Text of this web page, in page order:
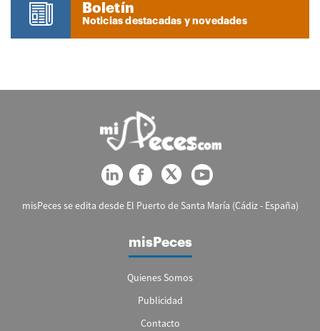
Boletín
Noticias destacadas y novedades
misPeces se edita desde El Puerto de Santa María (Cádiz - España)
misPeces
Quienes Somos
Publicidad
Contacto